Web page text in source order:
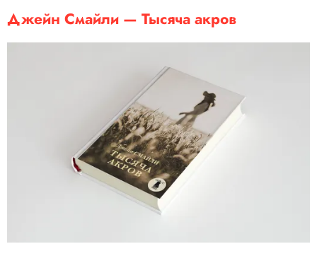
Джейн Смайли — Тысяча акров